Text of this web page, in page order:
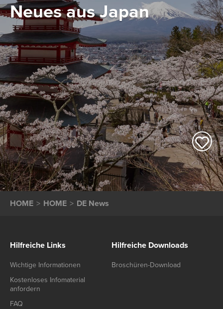
Neues aus Japan
HOME HOME DE News
Hilfreiche Links
Wichtige Informationen
Kostenloses Infomaterial
anfordern
FAQ
Hilfreiche Downloads
Broschüren-Download